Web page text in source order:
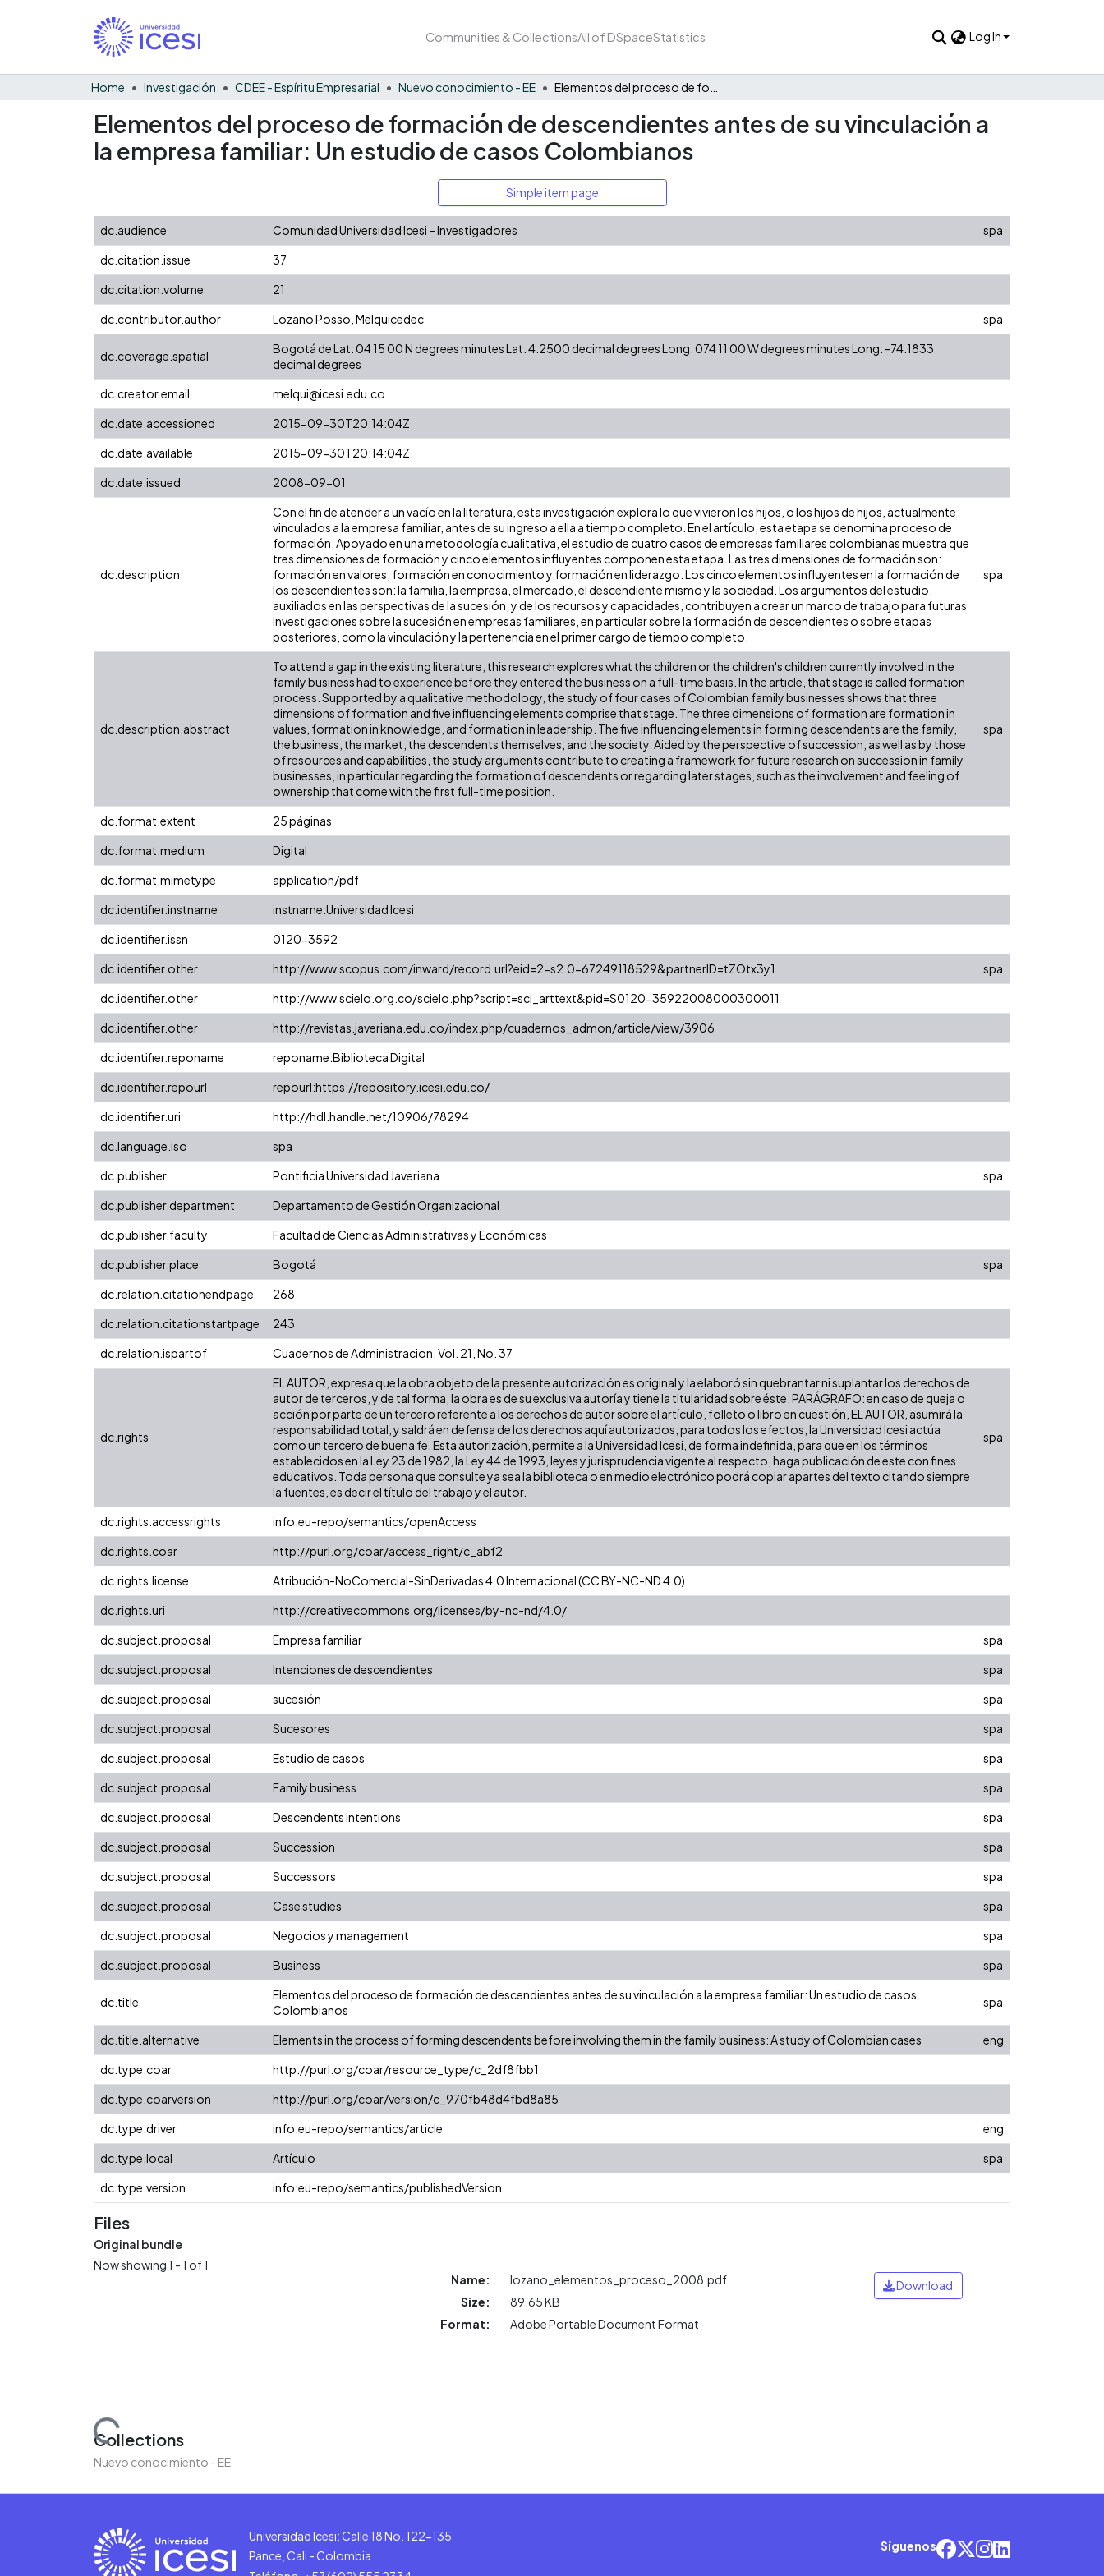
Communities & CollectionsAll of DSpaceStatistics Log In
Home Investigación CDEE - Espíritu Empresarial Nuevo conocimiento - EE
Elementos del proceso de formación de descendientes antes de su vinculación a
la empresa familiar: Un estudio de casos Colombianos
Simple item page
dc.audience Comunidad Universidad Icesi – Investigadores
spa
dc.citation.issue
37
dc.citation.volume
21
dc.contributor.author
Lozano Posso, Melquicedec spa
dc.coverage.spatial
Bogotá de Lat: 04 15 00 N degrees minutes Lat: 4.2500 decimal degrees Long: 074 11 00 W degrees minutes Long: -74.1833
decimal degrees
dc.creator.email
melqui@icesi.edu.co
dc.date.accessioned
2015-09-30T20:14:04Z
dc.date.available
2015-09-30T20:14:04Z
dc.date.issued
2008-09-01
dc.description
Con el fin de atender a un vacío en la literatura, esta investigación explora lo que vivieron los hijos, o los hijos de hijos, actualmente
vinculados a la empresa familiar, antes de su ingreso a ella a tiempo completo. En el artículo, esta etapa se denomina proceso de
formación. Apoyado en una metodología cualitativa, el estudio de cuatro casos de empresas familiares colombianas muestra que
tres dimensiones de formación y cinco elementos influyentes componen esta etapa. Las tres dimensiones de formación son:
formación en valores, formación en conocimiento y formación en liderazgo. Los cinco elementos influyentes en la formación de
los descendientes son: la familia, la empresa, el mercado, el descendiente mismo y la sociedad. Los argumentos del estudio,
auxiliados en las perspectivas de la sucesión, y de los recursos y capacidades, contribuyen a crear un marco de trabajo para futuras
investigaciones sobre la sucesión en empresas familiares, en particular sobre la formación de descendientes o sobre etapas
posteriores, como la vinculación y la pertenencia en el primer cargo de tiempo completo.
spa
dc.description.abstract
To attend a gap in the existing literature, this research explores what the children or the children's children currently involved in the
family business had to experience before they entered the business on a full-time basis. In the article, that stage is called formation
process. Supported by a qualitative methodology, the study of four cases of Colombian family businesses shows that three
dimensions of formation and five influencing elements comprise that stage. The three dimensions of formation are formation in
values, formation in knowledge, and formation in leadership. The five influencing elements in forming descendents are the family,
the business, the market, the descendents themselves, and the society. Aided by the perspective of succession, as well as by those
of resources and capabilities, the study arguments contribute to creating a framework for future research on succession in family
businesses, in particular regarding the formation of descendents or regarding later stages, such as the involvement and feeling of
ownership that come with the first full-time position.
spa
dc.format.extent
25 páginas
dc.format.medium
Digital
dc.format.mimetype
application/pdf
dc.identifier.instname
instname:Universidad Icesi
dc.identifier.issn
0120-3592
dc.identifier.other
http://www.scopus.com/inward/record.url?eid=2-s2.0-67249118529&partnerID=tZOtx3y1
spa
dc.identifier.other
http://www.scielo.org.co/scielo.php?script=sci_arttext&pid=S0120-35922008000300011
dc.identifier.other
http://revistas.javeriana.edu.co/index.php/cuadernos_admon/article/view/3906
dc.identifier.reponame
reponame:Biblioteca Digital
dc.identifier.repourl
repourl:https://repository.icesi.edu.co/
dc.identifier.uri
http://hdl.handle.net/10906/78294
dc.language.iso
spa
dc.publisher
Pontificia Universidad Javeriana
spa
dc.publisher.department
Departamento de Gestión Organizacional
dc.publisher.faculty
Facultad de Ciencias Administrativas y Económicas
dc.publisher.place
Bogotá
spa
dc.relation.citationendpage
268
dc.relation.citationstartpage
243
dc.relation.ispartof
Cuadernos de Administracion, Vol. 21, No. 37
dc.rights
EL AUTOR, expresa que la obra objeto de la presente autorización es original y la elaboró sin quebrantar ni suplantar los derechos de
autor de terceros, y de tal forma, la obra es de su exclusiva autoría y tiene la titularidad sobre éste. PARÁGRAFO: en caso de queja o
acción por parte de un tercero referente a los derechos de autor sobre el artículo, folleto o libro en cuestión, EL AUTOR, asumirá la
responsabilidad total, y saldrá en defensa de los derechos aquí autorizados; para todos los efectos, la Universidad Icesi actúa
como un tercero de buena fe. Esta autorización, permite a la Universidad Icesi, de forma indefinida, para que en los términos
establecidos en la Ley 23 de 1982, la Ley 44 de 1993, leyes y jurisprudencia vigente al respecto, haga publicación de este con fines
educativos. Toda persona que consulte ya sea la biblioteca o en medio electrónico podrá copiar apartes del texto citando siempre
la fuentes, es decir el título del trabajo y el autor.
spa
dc.rights.accessrights
info:eu-repo/semantics/openAccess
dc.rights.coar
http://purl.org/coar/access_right/c_abf2
dc.rights.license
Atribución-NoComercial-SinDerivadas 4.0 Internacional (CC BY-NC-ND 4.0)
dc.rights.uri
http://creativecommons.org/licenses/by-nc-nd/4.0/
dc.subject.proposal
Empresa familiar
spa
dc.subject.proposal
Intenciones de descendientes
spa
dc.subject.proposal
sucesión
spa
dc.subject.proposal
Sucesores
spa
dc.subject.proposal
Estudio de casos
spa
dc.subject.proposal
Family business
spa
dc.subject.proposal
Descendents intentions
spa
dc.subject.proposal
Succession
spa
dc.subject.proposal
Successors
spa
dc.subject.proposal
Case studies
spa
dc.subject.proposal
Negocios y management
spa
dc.subject.proposal
Business spa
dc.title
Elementos del proceso de formación de descendientes antes de su vinculación a la empresa familiar: Un estudio de casos
Colombianos
spa
dc.title.alternative Elements in the process of forming descendents before involving them in the family business: A study of Colombian cases
eng
dc.type.coar
http://purl.org/coar/resource_type/c_2df8fbb1
dc.type.coarversion
http://purl.org/coar/version/c_970fb48d4fbd8a85
dc.type.driver
info:eu-repo/semantics/article
eng
dc.type.local
Artículo
spa
dc.type.version
info:eu-repo/semantics/publishedVersion
Files
Original bundle
Now showing1 - 1 of 1
Loading...
Name:
lozano_elementos_proceso_2008.pdf
Size:
89.65 KB
Format:
Adobe Portable Document Format
Download
Collections
Nuevo conocimiento - EE
Universidad Icesi: Calle 18 No. 122-135
Pance, Cali - Colombia
Síguenos